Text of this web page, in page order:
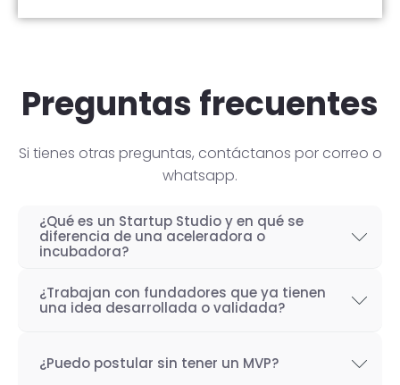
Preguntas frecuentes
Si tienes otras preguntas, contáctanos por correo o
whatsapp.
¿Qué es un Startup Studio y en qué se
diferencia de una aceleradora o
incubadora?
Un Startup Studio es una organización capaz
de construir startups de manera iterativa,
con experiencia. También se les conoce
¿Trabajan con fundadores que ya tienen
una idea desarrollada o validada?
Startup Studio es lograr un proceso iterativo
¿Puedo postular sin tener un MVP?